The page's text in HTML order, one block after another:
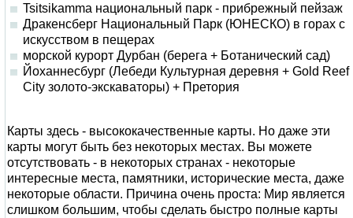
Tsitsikamma национальный парк - прибрежный пейзаж
Дракенсберг Национальный Парк (ЮНЕСКО) в горах с
искусством в пещерах
морской курорт Дурбан (берега + Ботанический сад)
Йоханнесбург (Лебеди Культурная деревня + Gold Reef
City золото-экскаваторы) + Претория
Карты здесь - высококачественные карты. Но даже эти
карты могут быть без некоторых местах. Вы можете
отсутствовать - в некоторых странах - некоторые
интересные места, памятники, исторические места, даже
некоторые области. Причина очень проста: Мир является
слишком большим, чтобы сделать быстро полные карты